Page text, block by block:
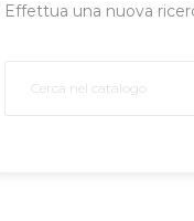
Effettua una nuova